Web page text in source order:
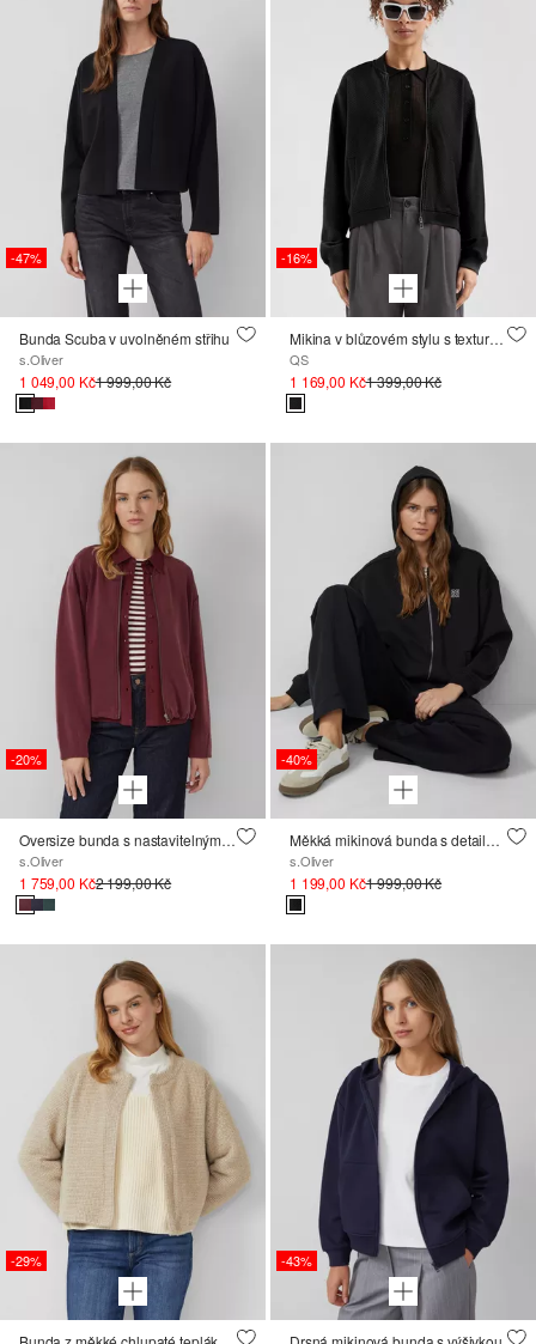
-47%
Bunda Scuba v uvolněném střihu
s.Oliver
1 049,00 Kč1 999,00 Kč
-16%
Mikina v blůzovém stylu s texturovaným vzorem
QS
1 169,00 Kč1 399,00 Kč
-20%
Oversize bunda s nastavitelným spodním lemem
s.Oliver
1 759,00 Kč2 199,00 Kč
-40%
Měkká mikinová bunda s detaily s drahokamy
s.Oliver
1 199,00 Kč1 999,00 Kč
-29% -43%